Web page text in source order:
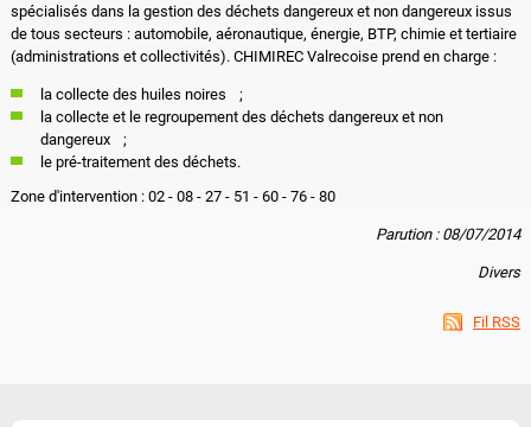
spécialisés dans la gestion des déchets dangereux et non dangereux issus
de tous secteurs : automobile, aéronautique, énergie, BTP, chimie et tertiaire
(administrations et collectivités). CHIMIREC Valrecoise prend en charge :
la collecte des huiles noires ;
la collecte et le regroupement des déchets dangereux et non
dangereux ;
le pré-traitement des déchets.
Zone d'intervention : 02 - 08 - 27 - 51 - 60 - 76 - 80
Parution : 08/07/2014
Divers
Fil RSS